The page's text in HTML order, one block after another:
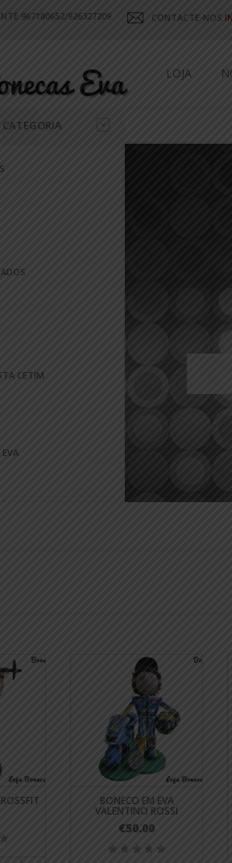
967180652/926327209 CONTACTE-NOS
LOJA
CATEGORIA
CETIM
EM EVA
BONECO EM EVA
VALENTINO ROSSI
€50.00